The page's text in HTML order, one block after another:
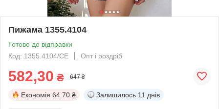
Пижама 1355.4104
Готово до відправки
Код: 1355.4104/СЕ
Опт і роздріб
582,30 ₴ 647 ₴
Економія 64.70 ₴ Залишилось 11 днів